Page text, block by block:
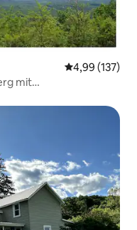
4,99 (137)
mit